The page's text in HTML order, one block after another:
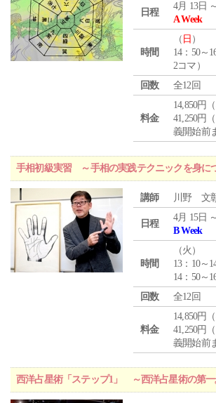
日程
4月 13日
A Week
時間
（ 日 ）
14：50～
2コマ）
回数
全12回
料金
14,850円
41,250円
義開始前
手相初級実習 ～手相の実践テクニックを身に
講師 川野 文
日程
4月 15日
B Week
時間
（火 ）
13：10～
14：50～
回数
全12回
料金
14,850円
41,250円
義開始前
西洋占星術「ステップ1」 ～西洋占星術の第